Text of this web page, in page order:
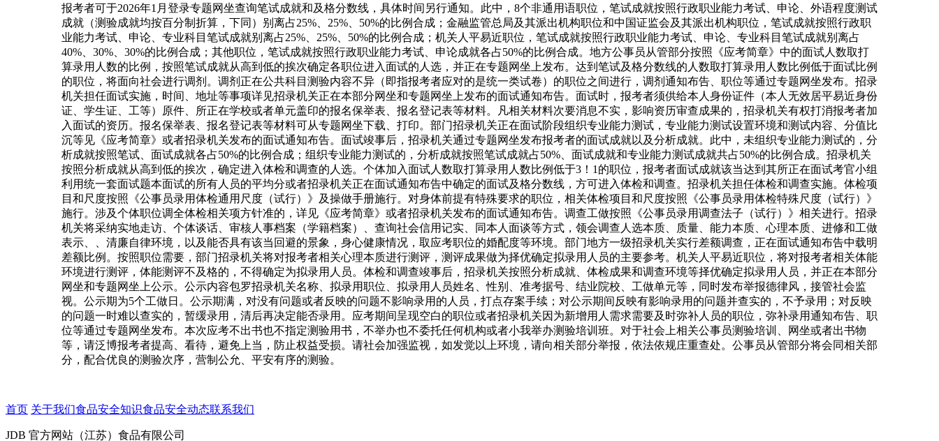
报考者可于2026年1月登录专题网坐查询笔试成就和及格分数线，具体时间另行通知。此中，8个非通用语职位，笔试成就按照行政职业能力考试、申论、外语程度测试
成就（测验成就均按百分制折算，下同）别离占25%、25%、50%的比例合成；金融监管总局及其派出机构职位和中国证监会及其派出机构职位，笔试成就按照行政职
业能力考试、申论、专业科目笔试成就别离占25%、25%、50%的比例合成；机关人平易近职位，笔试成就按照行政职业能力考试、申论、专业科目笔试成就别离占
40%、30%、30%的比例合成；其他职位，笔试成就按照行政职业能力考试、申论成就各占50%的比例合成。地方公事员从管部分按照《应考简章》中的面试人数取打
算录用人数的比例，按照笔试成就从高到低的挨次确定各职位进入面试的人选，并正在专题网坐上发布。达到笔试及格分数线的人数取打算录用人数比例低于面试比例
的职位，将面向社会进行调剂。调剂正在公共科目测验内容不异（即指报考者应对的是统一类试卷）的职位之间进行，调剂通知布告、职位等通过专题网坐发布。招录
机关担任面试实施，时间、地址等事项详见招录机关正在本部分网坐和专题网坐上发布的面试通知布告。面试时，报考者须供给本人身份证件（本人无效居平易近身份
证、学生证、工等）原件、所正在学校或者单元盖印的报名保举表、报名登记表等材料。凡相关材料次要消息不实，影响资历审查成果的，招录机关有权打消报考者加
入面试的资历。报名保举表、报名登记表等材料可从专题网坐下载、打印。部门招录机关正在面试阶段组织专业能力测试，专业能力测试设置环境和测试内容、分值比
沉等见《应考简章》或者招录机关发布的面试通知布告。面试竣事后，招录机关通过专题网坐发布报考者的面试成就以及分析成就。此中，未组织专业能力测试的，分
析成就按照笔试、面试成就各占50%的比例合成；组织专业能力测试的，分析成就按照笔试成就占50%、面试成就和专业能力测试成就共占50%的比例合成。招录机关
按照分析成就从高到低的挨次，确定进入体检和调查的人选。个体加入面试人数取打算录用人数比例低于3！1的职位，报考者面试成就该当达到其所正在面试考官小组
利用统一套面试题本面试的所有人员的平均分或者招录机关正在面试通知布告中确定的面试及格分数线，方可进入体检和调查。招录机关担任体检和调查实施。体检项
目和尺度按照《公事员录用体检通用尺度（试行）》及操做手册施行。对身体前提有特殊要求的职位，相关体检项目和尺度按照《公事员录用体检特殊尺度（试行）》
施行。涉及个体职位调全体检相关项方针准的，详见《应考简章》或者招录机关发布的面试通知布告。调查工做按照《公事员录用调查法子（试行）》相关进行。招录
机关将采纳实地走访、个体谈话、审核人事档案（学籍档案）、查询社会信用记实、同本人面谈等方式，领会调查人选本质、质量、能力本质、心理本质、进修和工做
表示、、清廉自律环境，以及能否具有该当回避的景象，身心健康情况，取应考职位的婚配度等环境。部门地方一级招录机关实行差额调查，正在面试通知布告中载明
差额比例。按照职位需要，部门招录机关将对报考者相关心理本质进行测评，测评成果做为择优确定拟录用人员的主要参考。机关人平易近职位，将对报考者相关体能
环境进行测评，体能测评不及格的，不得确定为拟录用人员。体检和调查竣事后，招录机关按照分析成就、体检成果和调查环境等择优确定拟录用人员，并正在本部分
网坐和专题网坐上公示。公示内容包罗招录机关名称、拟录用职位、拟录用人员姓名、性别、准考据号、结业院校、工做单元等，同时发布举报德律风，接管社会监
视。公示期为5个工做日。公示期满，对没有问题或者反映的问题不影响录用的人员，打点存案手续；对公示期间反映有影响录用的问题并查实的，不予录用；对反映
的问题一时难以查实的，暂缓录用，清后再决定能否录用。应考期间呈现空白的职位或者招录机关因为新增用人需求需要及时弥补人员的职位，弥补录用通知布告、职
位等通过专题网坐发布。本次应考不出书也不指定测验用书，不举办也不委托任何机构或者小我举办测验培训班。对于社会上相关公事员测验培训、网坐或者出书物
等，请泛博报考者提高、看待，避免上当，防止权益受损。请社会加强监视，如发觉以上环境，请向相关部分举报，依法依规庄重查处。公事员从管部分将会同相关部
分，配合优良的测验次序，营制公允、平安有序的测验。
首页 关于我们食品安全知识食品安全动态联系我们
JDB 官方网站（江苏）食品有限公司